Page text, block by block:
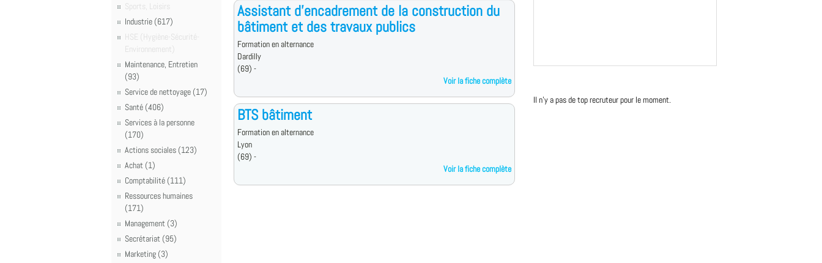
Sports, Loisirs
Industrie (617)
HSE (Hygiène-Sécurité-
Environnement)
Maintenance, Entretien
(93)
Service de nettoyage (17)
Santé (406)
Services à la personne
(170)
Actions sociales (123)
Achat (1)
Comptabilité (111)
Ressources humaines
(171)
Management (3)
Secrétariat (95)
Marketing (3)
Assistant d'encadrement de la construction du
bâtiment et des travaux publics
Formation en alternance
Dardilly
(69) -
Voir la fiche complète
BTS bâtiment
Formation en alternance
Lyon
(69) -
Voir la fiche complète
Il n'y a pas de top recruteur pour le moment.